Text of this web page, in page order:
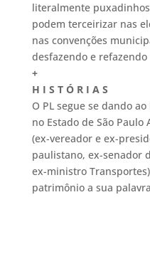
literalmente
podem terceirizar nas
nas convenções
desfazendo e
+
H I S T Ó R I A S
O PL segue se dando
no Estado de São Paulo
(ex-vereador e ex-
paulistano, ex-senador
ex-ministro
patrimônio a sua palavra